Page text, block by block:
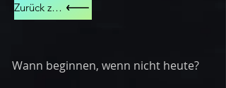
Zurück zu Angebote
Wann beginnen, wenn nicht heute?